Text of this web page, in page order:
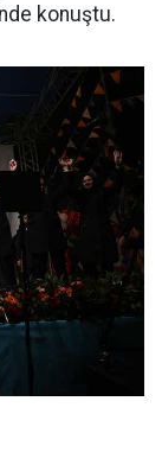
konuştu.